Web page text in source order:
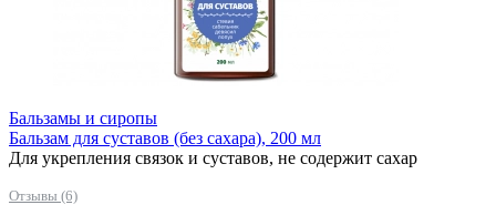
Бальзамы и сиропы
Бальзам для суставов (без сахара), 200 мл
Для укрепления связок и суставов, не содержит сахар
Отзывы (6)